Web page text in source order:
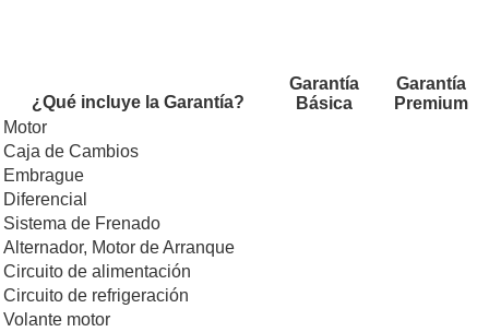
¿Qué incluye la Garantía?
Garantía
Básica
Garantía
Premium
Motor
Caja de Cambios
Embrague
Diferencial
Sistema de Frenado
Alternador, Motor de Arranque
Circuito de alimentación
Circuito de refrigeración
Volante motor